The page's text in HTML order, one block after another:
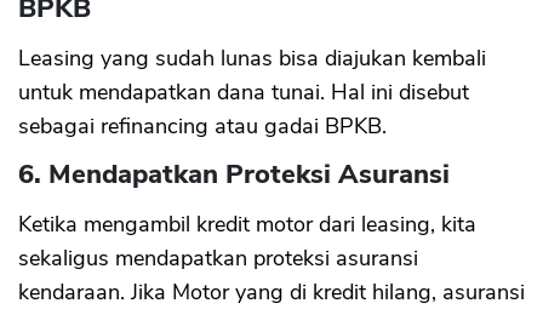
BPKB
Leasing yang sudah lunas bisa diajukan kembali
untuk mendapatkan dana tunai. Hal ini disebut
sebagai refinancing atau gadai BPKB.
6. Mendapatkan Proteksi Asuransi
Ketika mengambil kredit motor dari leasing, kita
sekaligus mendapatkan proteksi asuransi
kendaraan. Jika Motor yang di kredit hilang, asuransi